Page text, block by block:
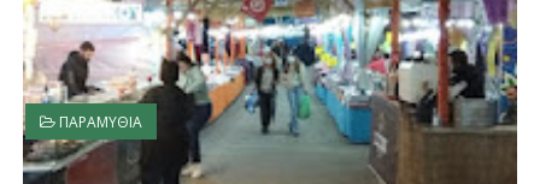
ΠΑΡΑΜΥΘΙΑ